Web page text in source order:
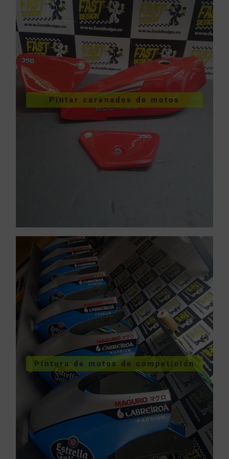
Pintar carenados de motos
Pintar carenados de
motos
VER PINTURA DE CARENADOS
Pintura de motos de competición
Pintura de motos de
competición
VER PINTURA MOTOS
COMPETICIÓN